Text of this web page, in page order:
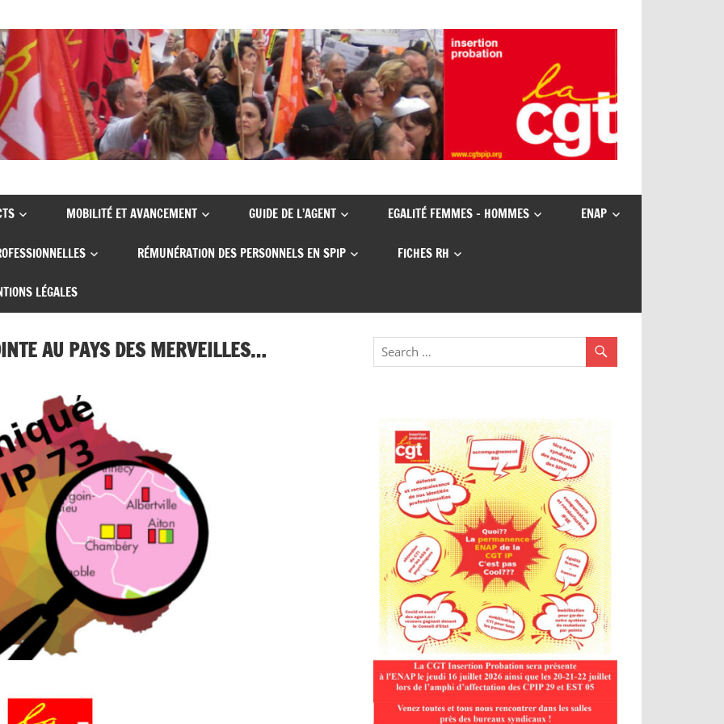
MOBILITÉ ET AVANCEMENT GUIDE DE L’AGENT EGALITÉ FEMMES – HOMMES ENAP
RÉMUNÉRATION DES PERSONNELS EN SPIP FICHES RH
LÉGALES
AU PAYS DES MERVEILLES…